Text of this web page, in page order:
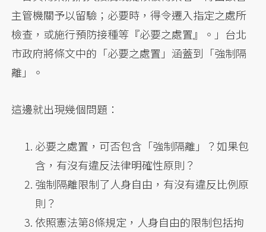
主管機關予以留驗；必要時，得令遷入指定之處所
檢查，或施行預防接種等『必要之處置』。」台北
市政府將條文中的「必要之處置」涵蓋到「強制隔
離」。
這邊就出現幾個問題：
必要之處置，可否包含「強制隔離」？如果包
含，有沒有違反法律明確性原則？
強制隔離限制了人身自由，有沒有違反比例原
則？
依照憲法第8條規定，人身自由的限制包括拘